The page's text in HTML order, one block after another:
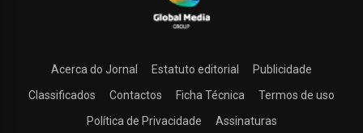
Acerca do Jornal Estatuto editorial
Publicidade
Classificados
Contactos Ficha Técnica
Termos de uso
Política de Privacidade
Assinaturas